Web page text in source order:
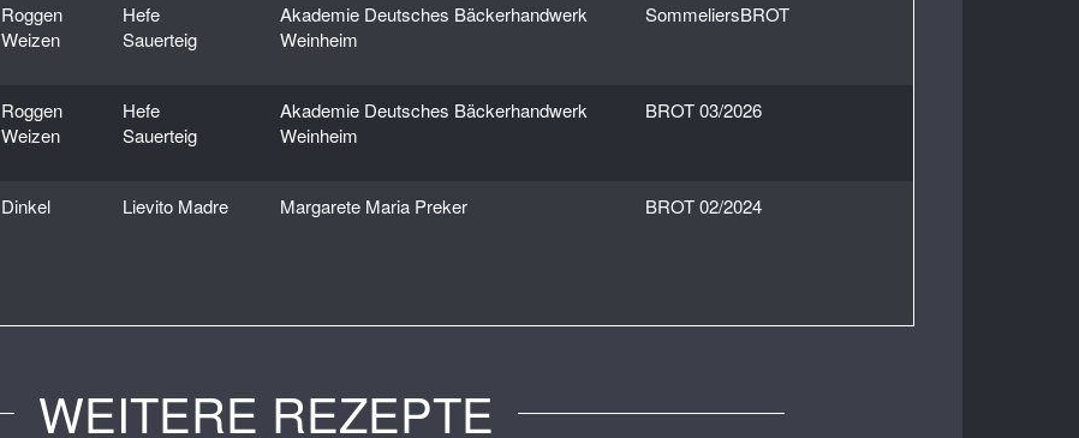
Roggen
Weizen
Hefe
Sauerteig
Akademie Deutsches Bäckerhandwerk
Weinheim
SommeliersBROT
Roggen
Weizen
Hefe
Sauerteig
Akademie Deutsches Bäckerhandwerk
Weinheim
BROT 03/2026
Dinkel Lievito Madre Margarete Maria Preker BROT 02/2024
WEITERE REZEPTE